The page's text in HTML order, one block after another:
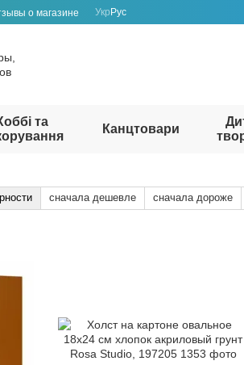
о магазине Укр Рус
та
Канцтовари
сначала дешевле сначала дороже